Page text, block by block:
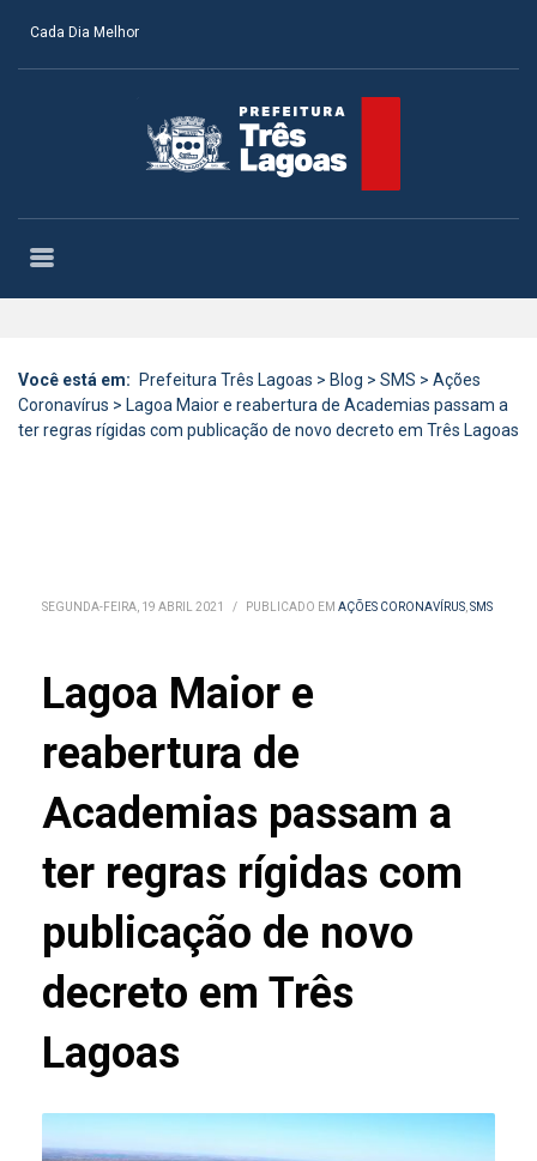
Cada Dia Melhor
Você está em: Prefeitura Três Lagoas > Blog > SMS > Ações
Coronavírus > Lagoa Maior e reabertura de Academias passam a
ter regras rígidas com publicação de novo decreto em Três Lagoas
SEGUNDA-FEIRA, 19 ABRIL 2021 / PUBLICADO EM AÇÕES CORONAVÍRUS,SMS
Lagoa Maior e
reabertura de
Academias passam a
ter regras rígidas com
publicação de novo
decreto em Três
Lagoas